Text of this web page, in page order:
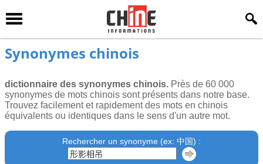
Synonymes chinois
dictionnaire des synonymes chinois. Près de 60 000
synonymes de mots chinois sont présents dans notre base.
Trouvez facilement et rapidement des mots en chinois
équivalents ou identiques dans le sens d'un autre mot.
Rechercher un synonyme (ex: 中国) :